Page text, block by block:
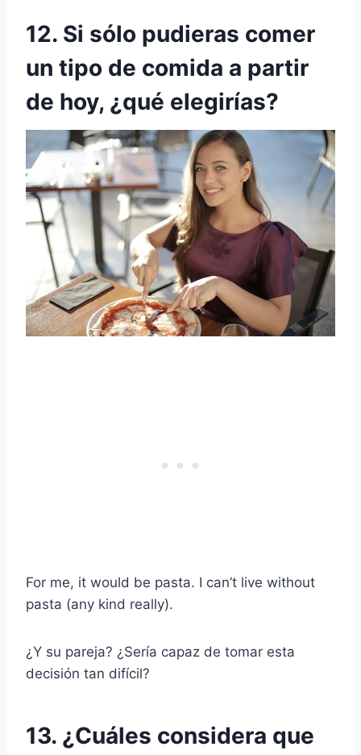
12. Si sólo pudieras comer
un tipo de comida a partir
de hoy, ¿qué elegirías?
For me, it would be pasta. I can’t live without
pasta (any kind really).
¿Y su pareja? ¿Sería capaz de tomar esta
decisión tan difícil?
13. ¿Cuáles considera que